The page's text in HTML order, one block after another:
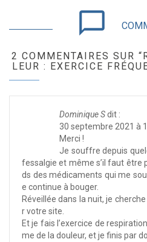
chat_bubble_outline
2 COMMENTAIRES SUR
LEUR : EXERCICE
Dominique Sdit :
30 septembre 2021 à
Merci !
Je souffre depuis
fessalgie et même s’il faut être
ds des médicaments qui me
e continue à bouger.
Réveillée dans la nuit, je
r votre site.
Et je fais l’exercice de
me de la douleur, et je finis par